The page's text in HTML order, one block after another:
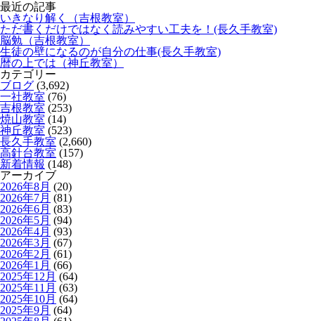
最近の記事
いきなり解く（吉根教室）
ただ書くだけではなく読みやすい工夫を！(長久手教室)
脳勉（吉根教室）
生徒の壁になるのが自分の仕事(長久手教室)
暦の上では（神丘教室）
カテゴリー
ブログ (3,692)
一社教室 (76)
吉根教室 (253)
焼山教室 (14)
神丘教室 (523)
長久手教室 (2,660)
高針台教室 (157)
新着情報 (148)
アーカイブ
2026年8月 (20)
2026年7月 (81)
2026年6月 (83)
2026年5月 (94)
2026年4月 (93)
2026年3月 (67)
2026年2月 (61)
2026年1月 (66)
2025年12月 (64)
2025年11月 (63)
2025年10月 (64)
2025年9月 (64)